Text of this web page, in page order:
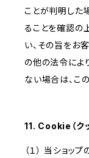
ことが判明した
ることを確認の
い、その旨をお
の他の法令によ
ない場合は、こ
11. Cookie（ク
（１） 当ショッ